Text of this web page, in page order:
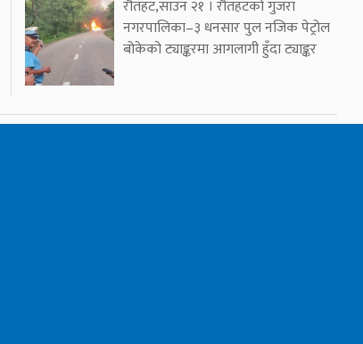
रौतहट,साउन २१ । रौतहटको गुजरा
नगरपालिका–३ धनसार पुल नजिक पेट्रोल
बोकेको ट्याङ्करमा आगलागी हुँदा ट्याङ्कर